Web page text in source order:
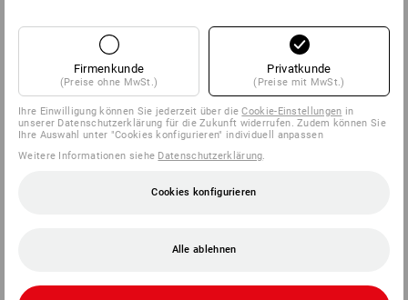
Firmenkunde
(Preise ohne MwSt.)
Privatkunde
(Preise mit MwSt.)
Ihre Einwilligung können Sie jederzeit über dieCookie-Einstellungen in
unserer Datenschutzerklärung für die Zukunft widerrufen. Zudem können Sie
Ihre Auswahl unter "Cookies konfigurieren" individuell anpassen
Weitere Informationen siehe Datenschutzerklärung.
Cookies konfigurieren
Alle ablehnen